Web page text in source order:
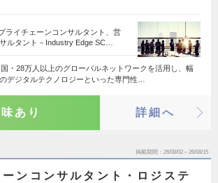
ライチェーンコンサルタント、営
ルタント－Industry Edge SC…
・28万人以上のグローバルネットワークを活用し、幅
デジタルテクノロジーといった専門性…
あり 詳細へ
掲載期間 26/08/02～26/08/15
ンコンサルタント・ロジステ